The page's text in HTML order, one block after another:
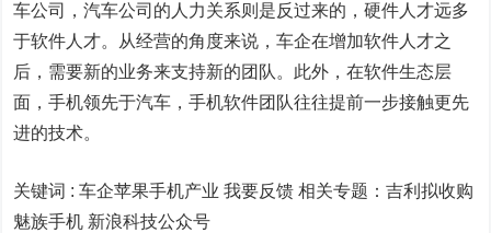
车公司，汽车公司的人力关系则是反过来的，硬件人才远多
于软件人才。从经营的角度来说，车企在增加软件人才之
后，需要新的业务来支持新的团队。此外，在软件生态层
面，手机领先于汽车，手机软件团队往往提前一步接触更先
进的技术。
关键词 :车企苹果手机产业 我要反馈相关专题：吉利拟收购
魅族手机 新浪科技公众号